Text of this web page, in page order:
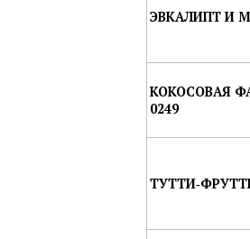
ЭВКАЛИПТ И
КОКОСОВАЯ
0249